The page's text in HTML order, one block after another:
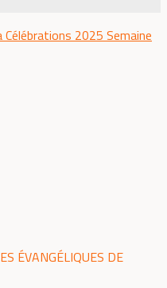
Célébrations 2025 Semaine
ÉVANGÉLIQUES DE